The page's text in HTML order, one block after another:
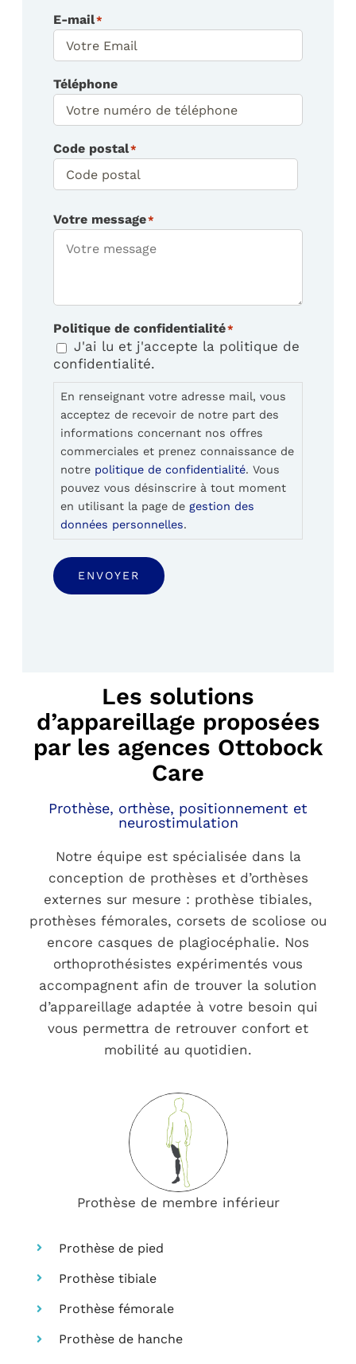
E-mail*
Téléphone
Code postal*
postal
Votre message*
Politique de confidentialité*
J'ai lu et j'accepte la politique de
confidentialité.
En renseignant votre adresse mail, vous
acceptez de recevoir de notre part des
informations concernant nos offres
commerciales et prenez connaissance de
notre politique de confidentialité. Vous
pouvez vous désinscrire à tout moment
en utilisant la page de gestion des
données personnelles.
ENVOYER
Les solutions
d’appareillage proposées
par les agences Ottobock
Care
Prothèse, orthèse, positionnement et
neurostimulation
Notre équipe est spécialisée dans la
conception de prothèses et d’orthèses
externes sur mesure : prothèse tibiales,
prothèses fémorales, corsets de scoliose ou
encore casques de plagiocéphalie. Nos
orthoprothésistes expérimentés vous
accompagnent afin de trouver la solution
d’appareillage adaptée à votre besoin qui
vous permettra de retrouver confort et
mobilité au quotidien.
Prothèse de membre inférieur
Prothèse de pied
Prothèse tibiale
Prothèse fémorale
Prothèse de hanche